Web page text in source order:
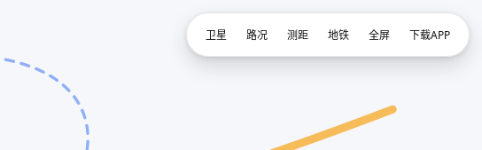
卫星 路况 测距 地铁 全屏 下载APP